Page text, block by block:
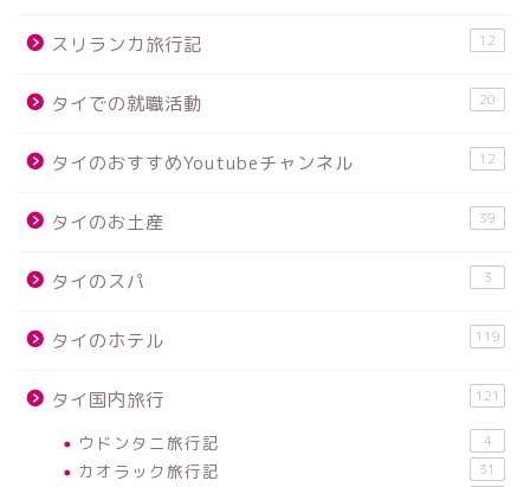
スリランカ旅行記 12
タイでの就職活動 20
タイのおすすめYoutubeチャンネル 12
タイのお土産 39
タイのスパ 3
タイのホテル 119
タイ国内旅行 121
ウドンタニ旅行記 4
カオラック旅行記 31